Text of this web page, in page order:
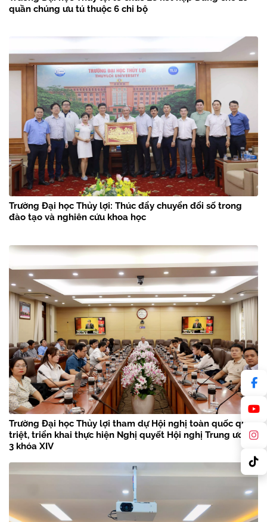
quần chúng ưu tú thuộc 6 chi bộ
Trường Đại học Thủy lợi: Thúc đẩy chuyển đổi số trong
đào tạo và nghiên cứu khoa học
Trường Đại học Thủy lợi tham dự Hội nghị toàn quốc quán
triệt, triển khai thực hiện Nghị quyết Hội nghị Trung ương
3 khóa XIV